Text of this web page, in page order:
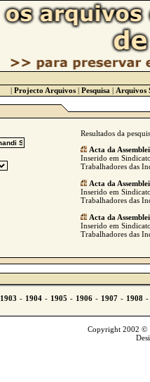
| Projecto Arquivos | Pesquisa | Arquivos
Resultados da
Acta da
Inserido em
Trabalhadores das
Acta da
Inserido em
Trabalhadores das
Acta da
Inserido em
Trabalhadores das
Copyright 2002 ©